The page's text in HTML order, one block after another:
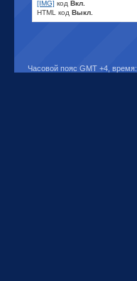
[IMG] код Вкл.
HTML код Выкл.
Часовой пояс GMT +4, время: